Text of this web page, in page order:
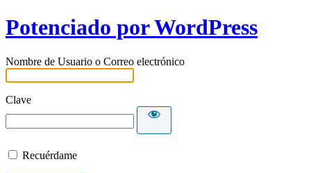
Potenciado por WordPress
Nombre de Usuario o Correo electrónico
Clave
Recuérdame